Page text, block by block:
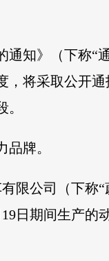
知》（下称“
将采取公开
。
牌。
限公司（下称
日期间生产的